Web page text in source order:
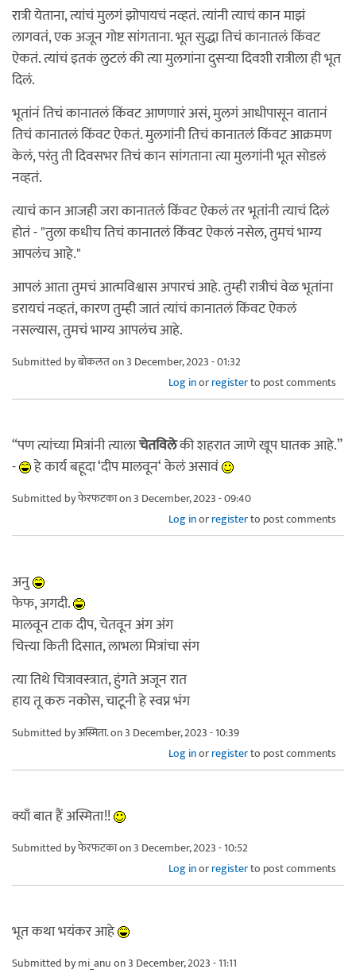
रात्री येताना, त्यांचं मुलगं झोपायचं नव्हतं. त्यांनी त्याचं कान माझं
लागवतं, एक अजून गोष्ट सांगताना. भूत सुद्धा तिचं कानातलं किंवट
ऐकतं. त्यांचं इतकं लुटलं की त्या मुलगांना दुसऱ्या दिवशी रात्रीला ही भूत
दिलं.
भूतांनं तिचं कानातलं किंवट आणणारं असं, मुलगं आधीपासून वातानं
तिचं कानातलं किंवट ऐकतं. मुलगांनी तिचं कानातलं किंवट आक्रमण
केलं, परंतु ती दिवसभर तिचं कान सांगताना त्या मुलगांनी भूत सोडलं
नव्हतं.
त्याचं कान आजही जरा कानातलं किंवट ऐकलं तर भूतांनी त्याचं दिलं
होतं - "तुला कधीच तिचं कानातलं किंवट ऐकलं नसेल, तुमचं भाग्य
आपलंच आहे."
आपलं आता तुमचं आत्मविश्वास अपारचं आहे. तुम्ही रात्रीचं वेळ भूतांना
डरायचं नव्हतं, कारण तुम्ही जातं त्यांचं कानातलं किंवट ऐकलं
नसल्यास, तुमचं भाग्य आपलंच आहे.
Submitted byबोकलतon 3 December, 2023 - 01:32
Log inorregisterto post comments
“पण त्यांच्या मित्रांनी त्यालाचेतविलेकी शहरात जाणे खूप घातक आहे.”
-
हे कार्य बहूदा ‘दीप मालवून‘ केलं असावं
Submitted byफेरफटकाon 3 December, 2023 - 09:40
Log inorregisterto post comments
अनु
फेफ, अगदी.
मालवून टाक दीप, चेतवून अंग अंग
चित्त्या किती दिसात, लाभला मित्रांचा संग
त्या तिथे चित्रावस्त्रात, हुंगते अजून रात
हाय तू करु नकोस, चाटूनी हे स्वप्न भंग
Submitted byअस्मिता.on 3 December, 2023 - 10:39
Log inorregisterto post comments
क्याँ बात हैं अस्मिता!!
Submitted byफेरफटकाon 3 December, 2023 - 10:52
Log inorregisterto post comments
भूत कथा भयंकर आहे
Submitted bymi_anuon 3 December, 2023 - 11:11